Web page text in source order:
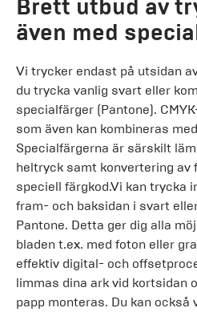
Brett utbud av
även med
Vi trycker endast på utsidan
du trycka vanlig svart eller
specialfärger (Pantone).
som även kan kombineras
Specialfärgerna är särskilt
heltryck samt konvertering av
speciell färgkod.Vi kan trycka
fram- och baksidan i svart
Pantone. Detta ger dig alla
bladen t.ex. med foton eller
effektiv digital- och
limmas dina ark vid kortsidan
papp monteras. Du kan också